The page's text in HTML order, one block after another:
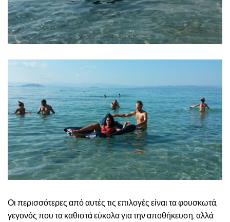
Οι περισσότερες από αυτές τις επιλογές είναι τα φουσκωτά,
γεγονός που τα καθιστά εύκολα για την αποθήκευση, αλλά